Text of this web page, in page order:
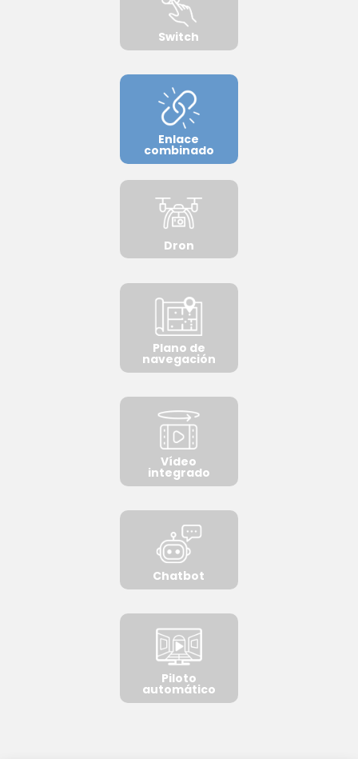
Switch
Enlace
combinado
Dron
Plano de
navegación
Vídeo
integrado
Chatbot
Piloto
automático